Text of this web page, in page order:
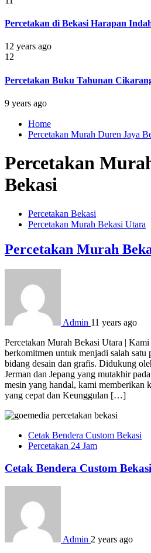
Percetakan di Bekasi Harapan
12 years ago
12
Percetakan Buku Tahunan
9 years ago
Home
Percetakan Murah Duren Jaya
Percetakan
Bekasi
Percetakan Bekasi
Percetakan Murah Bekasi Utara
Percetakan Murah
Admin 11 years ago
Percetakan Murah Bekasi Utara |
berkomitmen untuk menjadi salah satu
bidang desain dan grafis. Didukung
Jerman dan Jepang yang mutakhir
mesin yang handal, kami memberikan
yang cepat dan Keunggulan […]
Cetak Bendera Custom Bekasi
Percetakan 24 Jam
Cetak Bendera Custom Bekasi
Admin 2 years ago